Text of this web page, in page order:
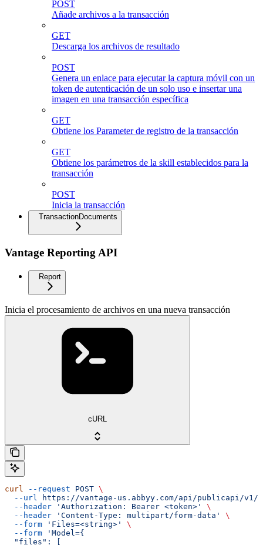
POST
Añade archivos a la transacción
GET
Descarga los archivos de resultado
POST
Genera un enlace para ejecutar la captura móvil con un
token de autenticación de un solo uso e insertar una
imagen en una transacción específica
GET
Obtiene los Parameter de registro de la transacción
GET
Obtiene los parámetros de la skill establecidos para la
transacción
POST
Inicia la transacción
TransactionDocuments
Vantage Reporting API
Report
Inicia el procesamiento de archivos en una nueva transacción
cURL
curl --request POST \
  --url
https://vantage-us.abbyy.com/api/publicapi/v1/
  --header
'Authorization: Bearer <token>'
\
  --header
'Content-Type: multipart/form-data'
\
  --form
'Files=<string>'
\
  --form
'Model={
  "files": [